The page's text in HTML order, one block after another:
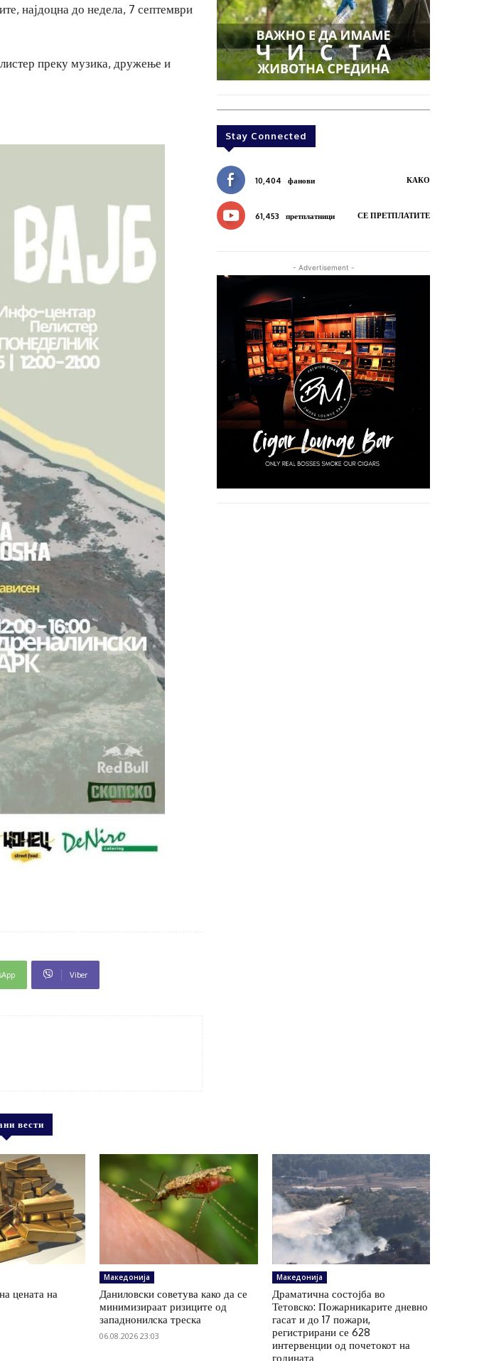
најдоцна до недела, 7 септември
преку музика, дружење и
Viber
Stay Connected
10,404 фанови КАКО
61,453 претплатници СЕ ПРЕТПЛАТИТЕ
- Advertisement -
вести
цената на
Македонија
Даниловски советува како да се
минимизираат ризиците од
западнонилска треска
06.08.2026 23:03
Македонија
Драматична состојба во
Тетовско: Пожарникарите дневно
гасат и до 17 пожари,
регистрирани се 628
интервенции од почетокот на
годината